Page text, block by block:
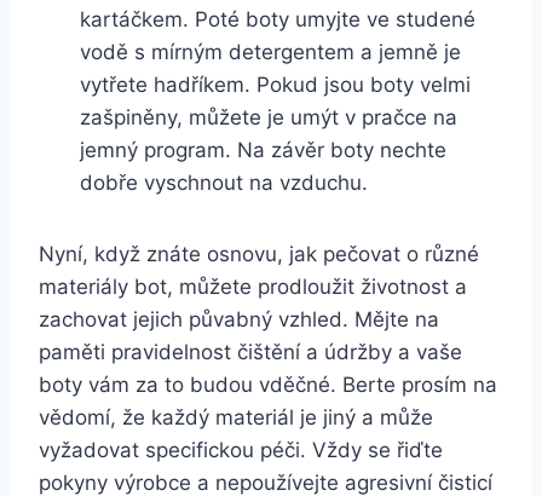
kartáčkem. Poté ‌boty umyjte ve studené
vodě s‍ mírným detergentem a jemně je
vytřete hadříkem. Pokud jsou boty ⁢velmi
zašpiněny, můžete je umýt v pračce na‌
jemný program. Na závěr boty ‍nechte
dobře vyschnout⁣ na vzduchu.
Nyní, když znáte ⁢osnovu, jak pečovat o různé
materiály bot, můžete⁢ prodloužit‍ životnost ⁢a
zachovat jejich půvabný vzhled. Mějte na
paměti pravidelnost čištění a údržby a vaše
boty vám za to budou vděčné. Berte prosím ‌na
vědomí, že každý materiál ‌je jiný⁢ a‍ může
vyžadovat specifickou péči. Vždy se řiďte​
pokyny ⁢výrobce a nepoužívejte agresivní čisticí